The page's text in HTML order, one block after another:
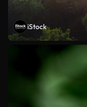
iStock